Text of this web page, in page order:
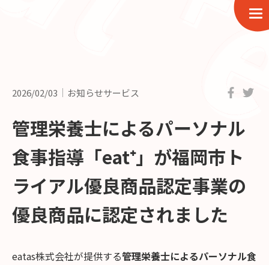
2026/02/03 お知らせサービス
管理栄養士によるパーソナル
食事指導「eat⁺」が福岡市ト
ライアル優良商品認定事業の
優良商品に認定されました
eatas株式会社が提供する管理栄養士によるパーソナル食